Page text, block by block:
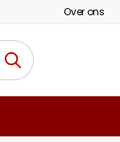
Over ons